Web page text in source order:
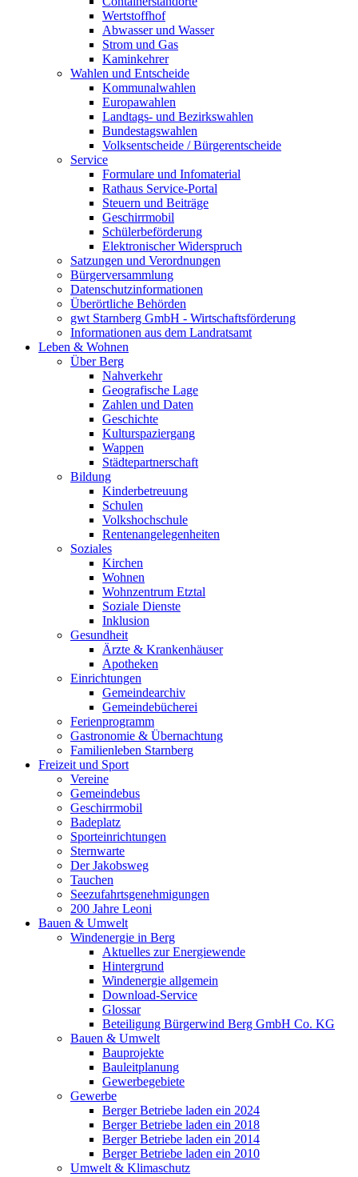
Wertstoffhof
Abwasser und Wasser
Strom und Gas
Kaminkehrer
Wahlen und Entscheide
Kommunalwahlen
Europawahlen
Landtags- und Bezirkswahlen
Bundestagswahlen
Volksentscheide / Bürgerentscheide
Service
Formulare und Infomaterial
Rathaus Service-Portal
Steuern und Beiträge
Geschirrmobil
Schülerbeförderung
Elektronischer Widerspruch
Satzungen und Verordnungen
Bürgerversammlung
Datenschutzinformationen
Überörtliche Behörden
gwt Starnberg GmbH - Wirtschaftsförderung
Informationen aus dem Landratsamt
Leben & Wohnen
Über Berg
Nahverkehr
Geografische Lage
Zahlen und Daten
Geschichte
Kulturspaziergang
Wappen
Städtepartnerschaft
Bildung
Kinderbetreuung
Schulen
Volkshochschule
Rentenangelegenheiten
Soziales
Kirchen
Wohnen
Wohnzentrum Etztal
Soziale Dienste
Inklusion
Gesundheit
Ärzte & Krankenhäuser
Apotheken
Einrichtungen
Gemeindearchiv
Gemeindebücherei
Ferienprogramm
Gastronomie & Übernachtung
Familienleben Starnberg
Freizeit und Sport
Vereine
Gemeindebus
Geschirrmobil
Badeplatz
Sporteinrichtungen
Sternwarte
Der Jakobsweg
Tauchen
Seezufahrtsgenehmigungen
200 Jahre Leoni
Bauen & Umwelt
Windenergie in Berg
Aktuelles zur Energiewende
Hintergrund
Windenergie allgemein
Download-Service
Glossar
Beteiligung Bürgerwind Berg GmbH Co. KG
Bauen & Umwelt
Bauprojekte
Bauleitplanung
Gewerbegebiete
Gewerbe
Berger Betriebe laden ein 2024
Berger Betriebe laden ein 2018
Berger Betriebe laden ein 2014
Berger Betriebe laden ein 2010
Umwelt & Klimaschutz